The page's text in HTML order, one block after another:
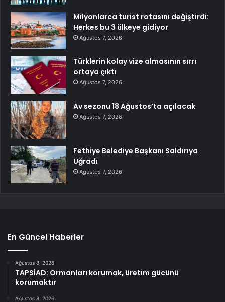
Milyonlarca turist rotasını değiştirdi:
Herkes bu 3 ülkeye gidiyor
Ağustos 7, 2026
Türklerin kolay vize almasının sırrı
ortaya çıktı
Ağustos 7, 2026
Av sezonu 18 Ağustos’ta açılacak
Ağustos 7, 2026
Fethiye Belediye Başkanı Saldırıya
Uğradı
Ağustos 7, 2026
En Güncel Haberler
Ağustos 8, 2026
TAPSİAD: Ormanları korumak, üretim gücünü
korumaktır
Ağustos 8, 2026